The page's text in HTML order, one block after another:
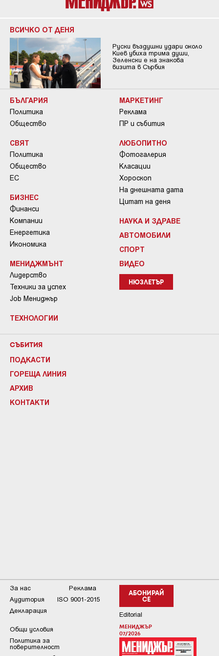
ВСИЧКО ОТ ДЕНЯ
Руски въздушни удари около
Киев убиха трима души,
Зеленски е на знакова
визита в Сърбия
БЪЛГАРИЯ
Политика
Общество
СВЯТ
Политика
Общество
ЕС
БИЗНЕС
Финанси
Компании
Енергетика
Икономика
МЕНИДЖМЪНТ
Лидерство
Техники за успех
Job Мениджър
ТЕХНОЛОГИИ
МАРКЕТИНГ
Реклама
ПР и събития
ЛЮБОПИТНО
Фотогалерия
Класации
Хороскоп
На днешната дата
Цитат на деня
НАУКА И ЗДРАВЕ
АВТОМОБИЛИ
СПОРТ
ВИДЕО
НЮЗЛЕТЪР
СЪБИТИЯ
ПОДКАСТИ
ГОРЕЩА ЛИНИЯ
АРХИВ
КОНТАКТИ
АБОНИРАЙ
СЕ
Editorial
МЕНИДЖЪР
07/2026
За нас
Реклама
Аудитория
ISO 9001-2015
Декларация
Общи условия
Пoлитикa зa
пoвepитeлнocт